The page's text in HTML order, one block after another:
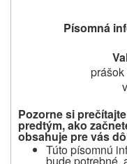
Písomná
Pozorne si
predtým, ako
obsahuje pre vás
Túto písomnú